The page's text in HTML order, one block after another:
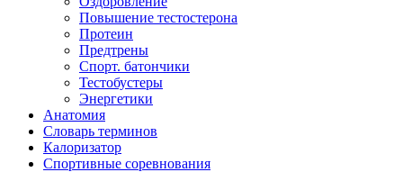
Повышение тестостерона
Протеин
Предтрены
Спорт. батончики
Тестобустеры
Энергетики
Анатомия
Словарь терминов
Калоризатор
Спортивные соревнования